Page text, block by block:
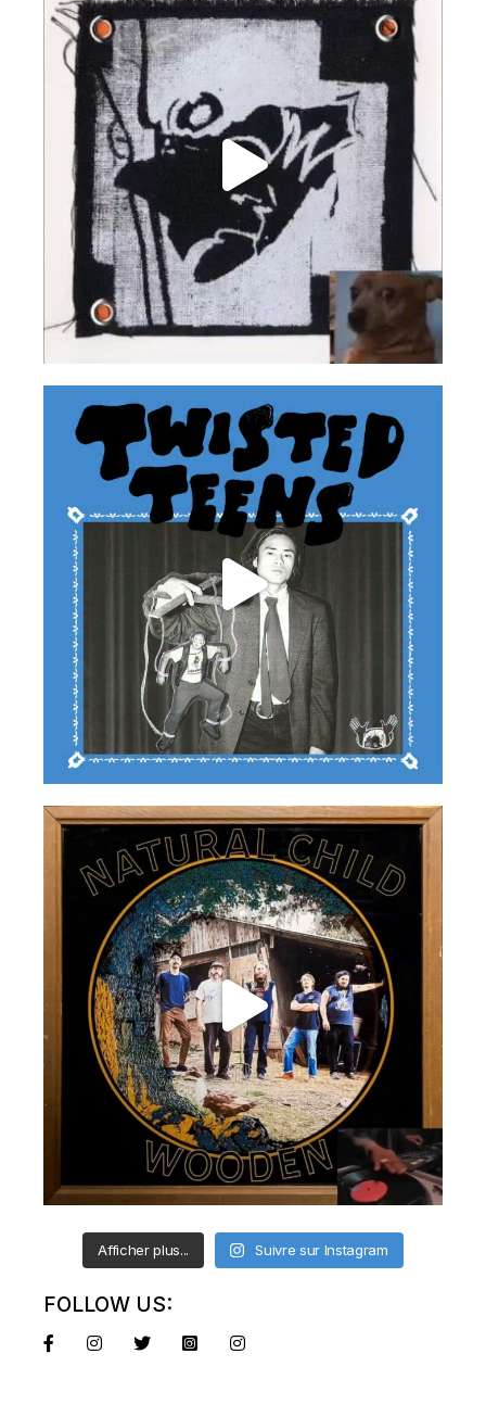
Afficher plus... Suivre sur Instagram
FOLLOW US: